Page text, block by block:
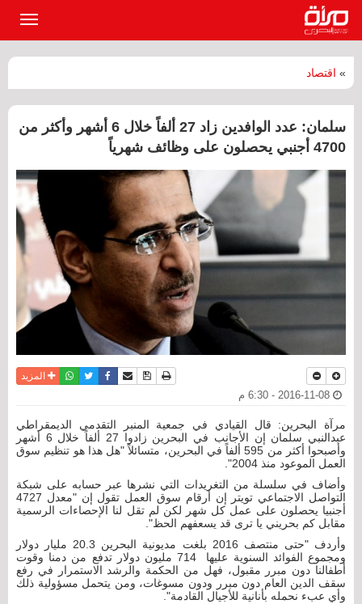
» اقتصاد
سلمان: عدد الوافدين زاد 27 ألفاً خلال 6 أشهر وأكثر من
4700 أجنبي يحصلون على وظائف شهرياً
نسخة للطباعة
حفظ الموضوع
أرسل الى صديق
فيسبوكتويترواتسابالمزيد
مرآة البحرين: قال القيادي في جمعية المنبر التقدمي الديمقراطي
عبدالنبي سلمان إن الأجانب في البحرين زادوا 27 ألفاً خلال 6 أشهر
وأصبحوا أكثر من 595 ألفاً في البحرين، متسائلاً "هل هذا هو تنظيم سوق
العمل الموعود منذ 2004".
وأضاف في سلسلة من التغريدات التي نشرها عبر حسابه على شبكة
التواصل الاجتماعي تويتر إن أرقام سوق العمل تقول إن "معدل 4727
أجنبيا يحصلون على عمل كل شهر لكن لم تقل لنا الإحصاءات الرسمية
مقابل كم بحريني يا ترى قد يسعفهم الحظ".
وأردف "حتى منتصف 2016 بلغت مديونية البحرين 20.3 مليار دولار
ومجموع الفوائد السنوية عليها 714 مليون دولار تدفع من دمنا وقوت
أطفالنا دون مبرر مقبول، فهل من الحكمة والرشد الاستمرار في رفع
سقف الدين العام دون مبرر ودون مسوغات، ومن يتحمل مسؤولية ذلك
وأي عبء نحمله بأنانية للأجيال القادمة".